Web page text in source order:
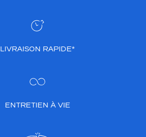
LIVRAISON RAPIDE*
ENTRETIEN À VIE